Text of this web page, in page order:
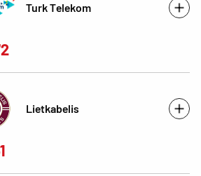
Turk Telekom
Lietkabelis